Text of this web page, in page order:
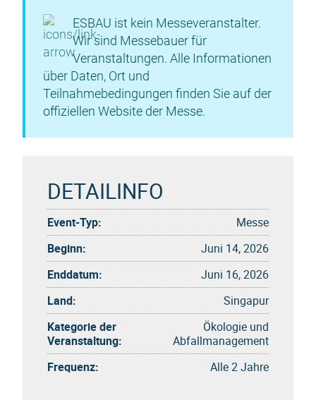
ESBAU ist kein Messeveranstalter.
Wir sind Messebauer für
Veranstaltungen. Alle Informationen
über Daten, Ort und
Teilnahmebedingungen finden Sie auf der
offiziellen Website der Messe.
DETAILINFO
Event-Typ:
Messe
Beginn:
Juni 14, 2026
Enddatum:
Juni 16, 2026
Land:
Singapur
Kategorie der
Veranstaltung:
Ökologie und
Abfallmanagement
Frequenz:
Alle 2 Jahre